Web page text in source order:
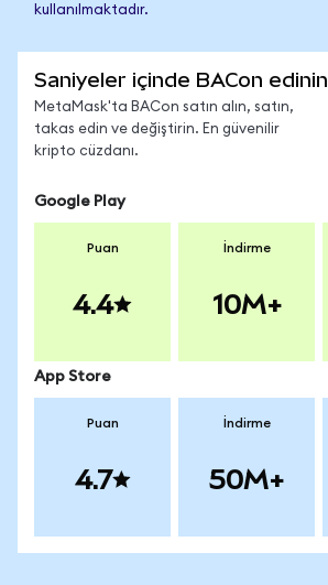
kullanılmaktadır.
Saniyeler içinde BACon edinin
MetaMask'ta BACon satın alın, satın,
takas edin ve değiştirin. En güvenilir
kripto cüzdanı.
Google Play
Puan
4.4
İndirme
10M+
App Store
Puan
4.7
İndirme
50M+